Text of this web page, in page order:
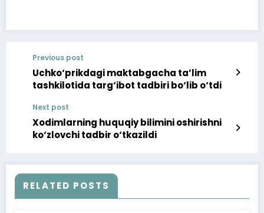
Previous post
Uchko‘prikdagi maktabgacha ta’lim
tashkilotida targ‘ibot tadbiri bo‘lib o‘tdi
Next post
Xodimlarning huquqiy bilimini oshirishni
ko‘zlovchi tadbir o‘tkazildi
RELATED POSTS